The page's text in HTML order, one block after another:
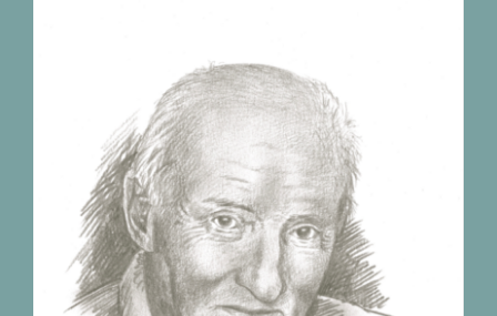
Décès de monsieur
José Lhost 24.10.1925 –
02.07.2026
nécrologies